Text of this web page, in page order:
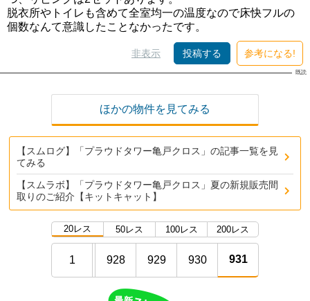
脱衣所やトイレも含めて全室均一の温度なので床快フルの
個数なんて意識したことなかったです。
非表示 投稿する 参考になる!
ほかの物件を見てみる
【スムログ】「プラウドタワー亀戸クロス」の記事一覧を見
てみる
【スムラボ】「プラウドタワー亀戸クロス」夏の新規販売間
取りのご紹介【キットキャット】
20レス 50レス 100レス 200レス
1 928 929 930 931